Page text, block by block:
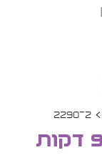
2290-2